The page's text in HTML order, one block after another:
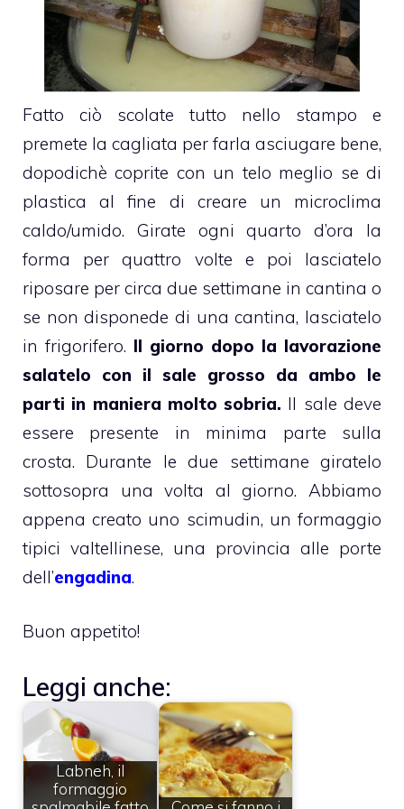
Fatto ciò scolate tutto nello stampo e
premete la cagliata per farla asciugare bene,
dopodichè coprite con un telo meglio se di
plastica al fine di creare un microclima
caldo/umido. Girate ogni quarto d’ora la
forma per quattro volte e poi lasciatelo
riposare per circa due settimane in cantina o
se non disponede di una cantina, lasciatelo
in frigorifero. Il giorno dopo la lavorazione
salatelo con il sale grosso da ambo le
parti in maniera molto sobria. Il sale deve
essere presente in minima parte sulla
crosta. Durante le due settimane giratelo
sottosopra una volta al giorno. Abbiamo
appena creato uno scimudin, un formaggio
tipici valtellinese, una provincia alle porte
dell’engadina.
Buon appetito!
Leggi anche:
Labneh, il
formaggio